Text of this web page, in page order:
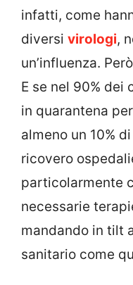
infatti, come
diversi virologi,
un’influenza.
E se nel 90% dei
in quarantena
almeno un 10%
ricovero
particolarmente
necessarie
mandando in tilt
sanitario come